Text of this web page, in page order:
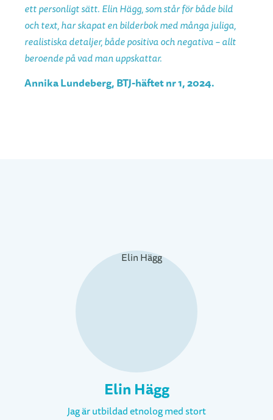
ett personligt sätt. Elin Hägg, som står för både bild
och text, har skapat en bilderbok med många juliga,
realistiska detaljer, både positiva och negativa – allt
beroende på vad man uppskattar.
Annika Lundeberg, BTJ-häftet nr 1, 2024.
Elin Hägg
Jag är utbildad etnolog med stort